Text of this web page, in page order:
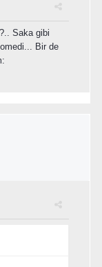
Saka gibi
Bir de